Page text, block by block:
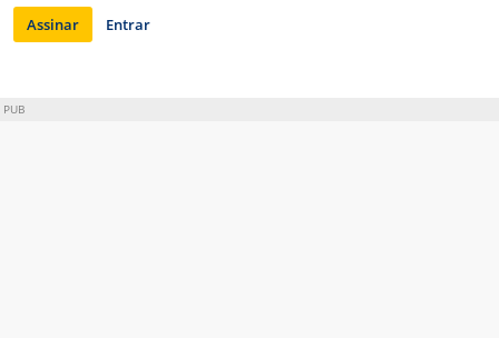
Lisboa e Almada
Situação de alerta em Almada renovada até final de Agosto
Assinar Entrar
PUB